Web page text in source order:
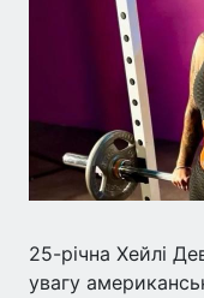
25-річна Хейлі
увагу